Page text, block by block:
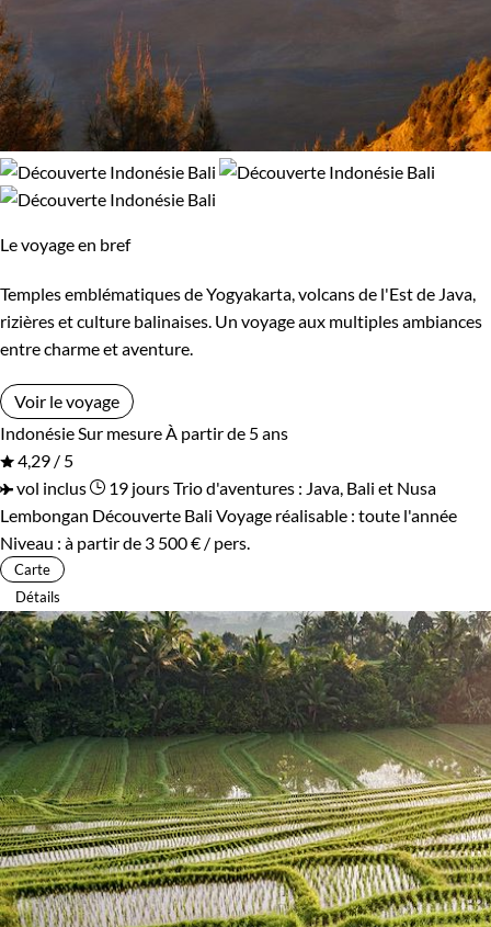
Le voyage en bref
Temples emblématiques de Yogyakarta, volcans de l'Est de Java,
rizières et culture balinaises. Un voyage aux multiples ambiances
entre charme et aventure.
Voir le voyage
Indonésie Sur mesure À partir de 5 ans
4,29 / 5
vol inclus
19 joursTrio d'aventures : Java, Bali et Nusa
Lembongan Découverte Bali Voyage réalisable : toute l'année
Niveau : à partir de 3 500 € / pers.
Carte
Détails